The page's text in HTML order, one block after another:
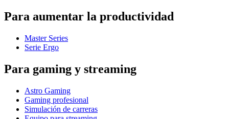
Para aumentar la productividad
Master Series
Serie Ergo
Para gaming y streaming
Astro Gaming
Gaming profesional
Simulación de carreras